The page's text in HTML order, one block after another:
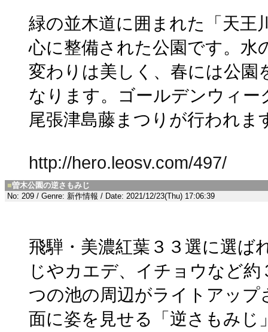
緑の並木道に囲まれた「天王
心に整備された公園です。水
変わりは美しく、春には公
なります。ゴールデンウィ
尾張津島藤まつりが行われま
http://hero.leosv.com/497/
■曽木公園の逆さもみじ
No: 209 / Genre: 新作情報 / Date: 2021/12/23(Thu) 17:06:39
飛騨・美濃紅葉３３選に選ば
じやカエデ、イチョウなど
つの池の周辺がライトアッ
面に姿を見せる「逆さもみじ